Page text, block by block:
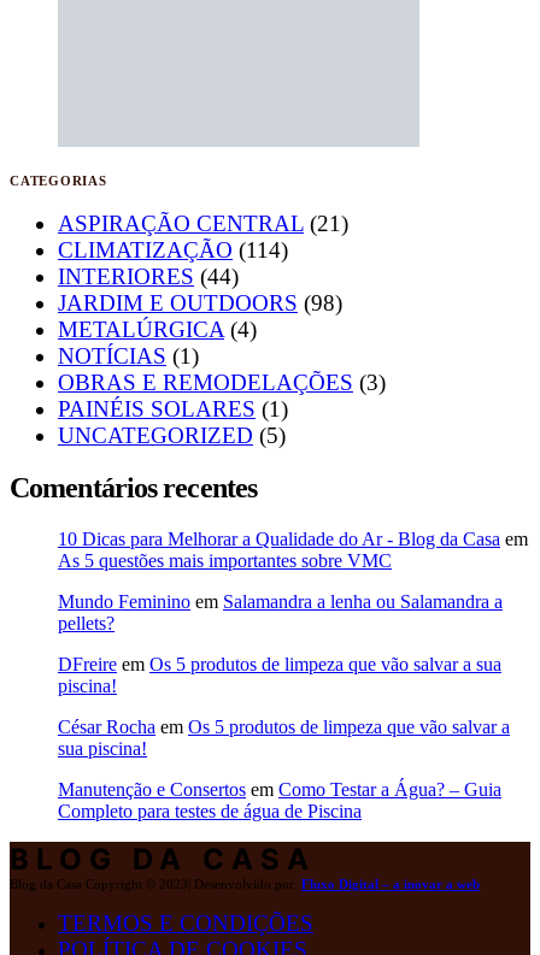
CATEGORIAS
ASPIRAÇÃO CENTRAL (21)
CLIMATIZAÇÃO (114)
INTERIORES (44)
JARDIM E OUTDOORS (98)
METALÚRGICA (4)
NOTÍCIAS (1)
OBRAS E REMODELAÇÕES (3)
PAINÉIS SOLARES (1)
UNCATEGORIZED (5)
Comentários recentes
10 Dicas para Melhorar a Qualidade do Ar - Blog da Casa em
As 5 questões mais importantes sobre VMC
Mundo Feminino em Salamandra a lenha ou Salamandra a
pellets?
DFreire em Os 5 produtos de limpeza que vão salvar a sua
piscina!
César Rocha em Os 5 produtos de limpeza que vão salvar a
sua piscina!
Manutenção e Consertos em Como Testar a Água? – Guia
Completo para testes de água de Piscina
BLOG DA CASA
Blog da Casa Copyright © 2023| Desenvolvido por: Fluxo Digital – a inovar a web
TERMOS E CONDIÇÕES